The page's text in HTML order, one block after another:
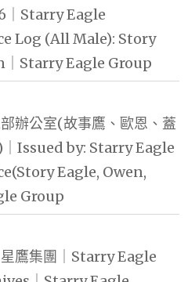
｜Starry Eagle
Log (All Male): Story
｜Starry Eagle Group
辦公室(故事鷹、歐恩、蓋
｜Issued by: Starry Eagle
Eagle, Owen,
Group
鷹集團｜Starry Eagle